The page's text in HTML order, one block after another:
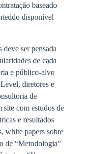
baseado
disponível
deve ser pensada
de cada
e público-alvo
diretores e
de
site com estudos de
e resultados
white papers sobre
de “Metodologia”